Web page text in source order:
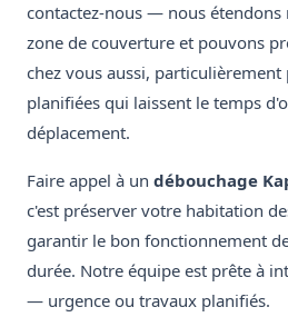
contactez-nous — nous
zone de couverture et pouvons
chez vous aussi,
planifiées qui laissent le temps
déplacement.
Faire appel à un débouchage
c'est préserver votre habitation
garantir le bon fonctionnement
durée. Notre équipe est prête à
— urgence ou travaux planifiés.